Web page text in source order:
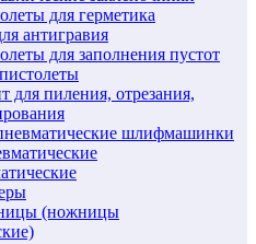
для герметика
антигравия
для заполнения пустот
для пиления, отрезания,
шлифмашинки
(ножницы